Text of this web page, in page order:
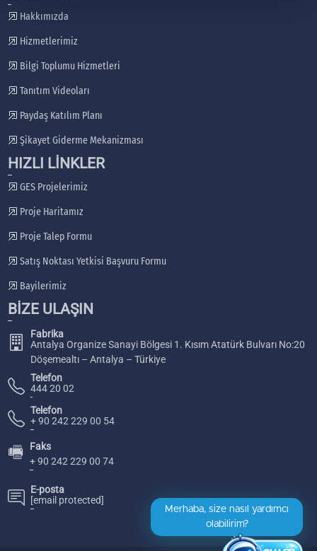
Hakkımızda
Hizmetlerimiz
Bilgi Toplumu Hizmetleri
Tanıtım Videoları
Paydaş Katılım Planı
Şikayet Giderme Mekanizması
HIZLI LİNKLER
GES Projelerimiz
Proje Haritamız
Proje Talep Formu
Satış Noktası Yetkisi Başvuru Formu
Bayilerimiz
BİZE ULAŞIN
Fabrika
Antalya Organize Sanayi Bölgesi 1. Kısım Atatürk Bulvarı No:20
Döşemealtı – Antalya – Türkiye
Telefon
444 20 02
Telefon
+ 90 242 229 00 54
🖷
Faks
+ 90 242 229 00 74
E-posta
[email protected]
Merhaba, size nasıl yardımcı
olabilirim?